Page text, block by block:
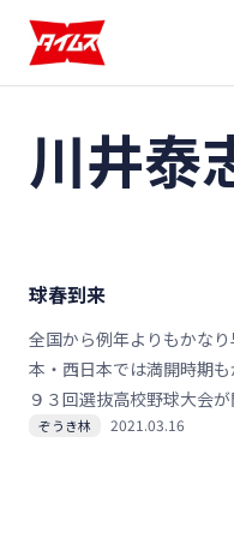
川井泰
球春到来
全国から例年よりもかな
本・西日本では満開時期
９３回選抜高校野球大会
スの感染拡大に伴い、中
ぞうき林 2021.03.16